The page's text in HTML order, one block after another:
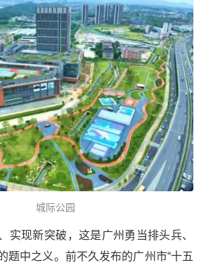
城际公园
现新突破，这是广州勇当排头兵、
题中之义。前不久发布的广州市“十五